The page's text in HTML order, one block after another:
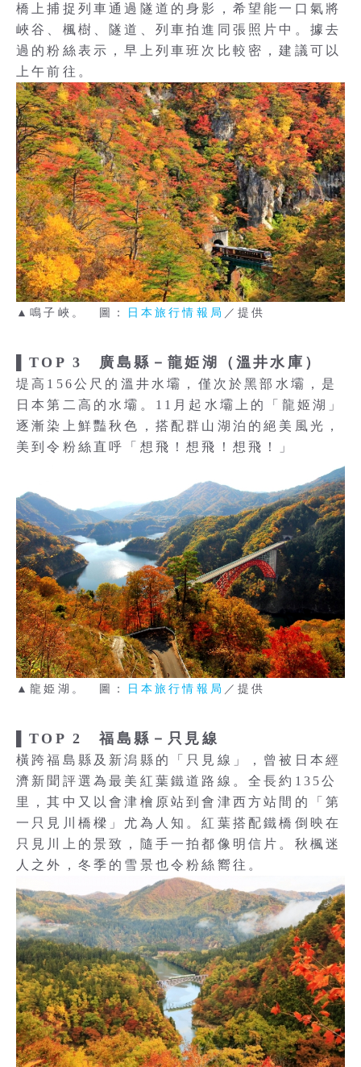
橋上捕捉列車通過隧道的身影，希望能一口氣將
峽谷、楓樹、隧道、列車拍進同張照片中。據去
過的粉絲表示，早上列車班次比較密，建議可以
上午前往。
▲鳴子峽。 圖： 日本旅行情報局 ／提供
▌TOP 3 廣島縣－龍姫湖（溫井水庫）
堤高156公尺的溫井水壩，僅次於黑部水壩，是
日本第二高的水壩。11月起水壩上的「龍姬湖」
逐漸染上鮮豔秋色，搭配群山湖泊的絕美風光，
美到令粉絲直呼「想飛！想飛！想飛！」
▲龍姫湖。 圖： 日本旅行情報局 ／提供
▌TOP 2 福島縣－只見線
橫跨福島縣及新潟縣的「只見線」，曾被日本經
濟新聞評選為最美紅葉鐵道路線。全長約135公
里，其中又以會津檜原站到會津西方站間的「第
一只見川橋樑」尤為人知。紅葉搭配鐵橋倒映在
只見川上的景致，隨手一拍都像明信片。秋楓迷
人之外，冬季的雪景也令粉絲嚮往。